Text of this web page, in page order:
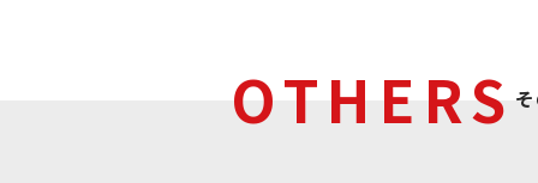
OTHERS